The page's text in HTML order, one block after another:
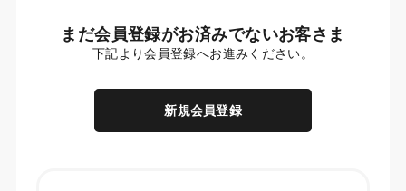
まだ会員登録がお済みでないお客さま
下記より会員登録へお進みください。
新規会員登録